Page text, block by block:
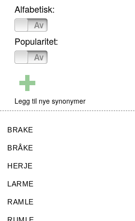
Alfabetisk:
Av
Popularitet:
Av
Legg til nye synonymer
BRAKE
BRÅKE
HERJE
LARME
RAMLE